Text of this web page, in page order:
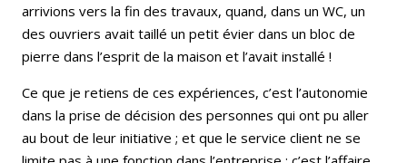
arrivions vers la fin des travaux, quand, dans un WC, un
des ouvriers avait taillé un petit évier dans un bloc de
pierre dans l’esprit de la maison et l’avait installé !
Ce que je retiens de ces expériences, c’est l’autonomie
dans la prise de décision des personnes qui ont pu aller
au bout de leur initiative ; et que le service client ne se